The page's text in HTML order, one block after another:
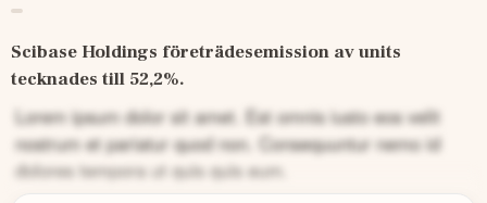
Scibase Holdings företrädesemission av units
tecknades till 52,2%.
Lorem ipsum dolor sit amet. Est omnis iusto eos velit
nostrum et pariatur quod non. Consequuntur nemo id
dolores tempora ut quis quis eum.